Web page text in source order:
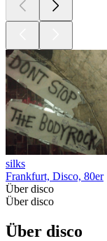
silks
Frankfurt, Disco, 80er
Über disco
Über disco
Über disco